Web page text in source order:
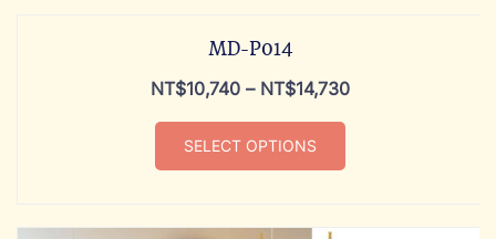
MD-P014
NT$10,740 – NT$14,730
SELECT OPTIONS